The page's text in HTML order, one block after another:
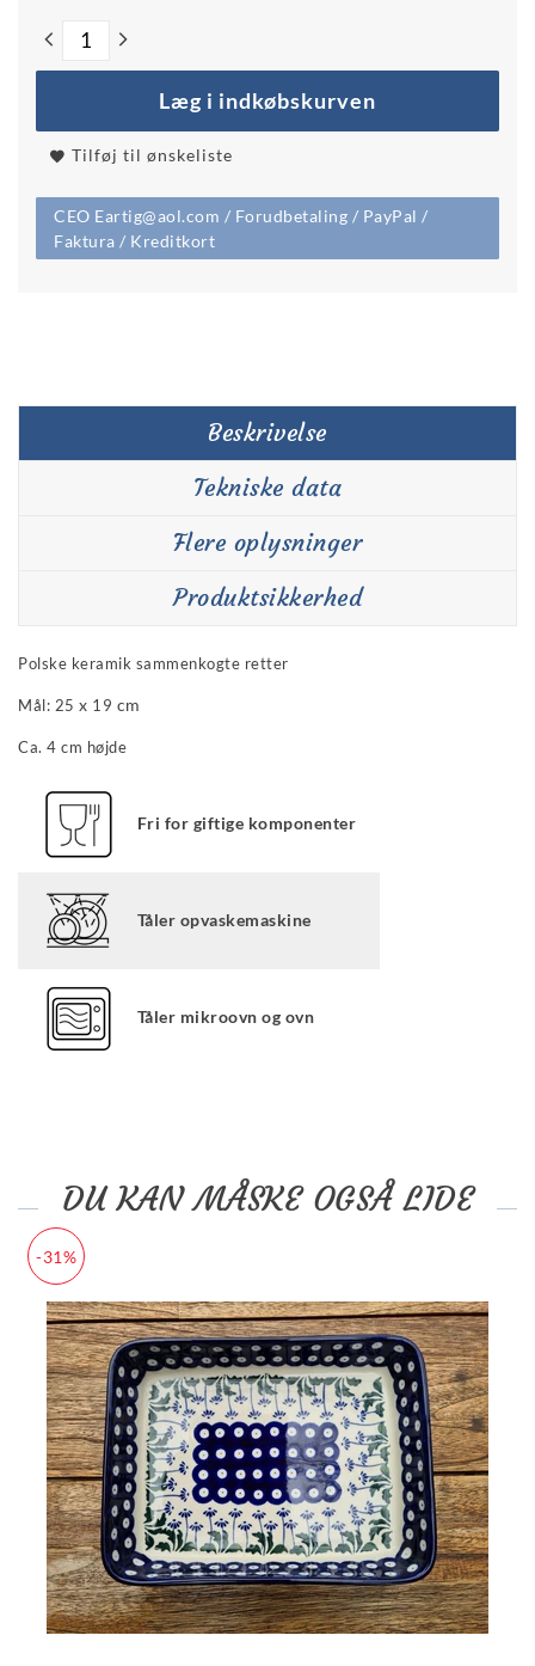
Læg i indkøbskurven
Tilføj til ønskeliste
CEO Eartig@aol.com / Forudbetaling / PayPal /
Faktura / Kreditkort
Beskrivelse
Tekniske data
Flere oplysninger
Produktsikkerhed
Polske keramik sammenkogte retter
Mål: 25 x 19 cm
Ca. 4 cm højde
Fri for giftige komponenter
Tåler opvaskemaskine
Tåler mikroovn og ovn
DU KAN MÅSKE OGSÅ LIDE
-31%